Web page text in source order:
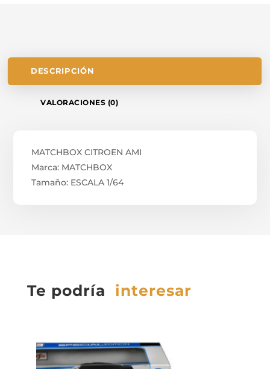
DESCRIPCIÓN
VALORACIONES (0)
MATCHBOX CITROEN AMI
Marca: MATCHBOX
Tamaño: ESCALA 1/64
Te podría interesar